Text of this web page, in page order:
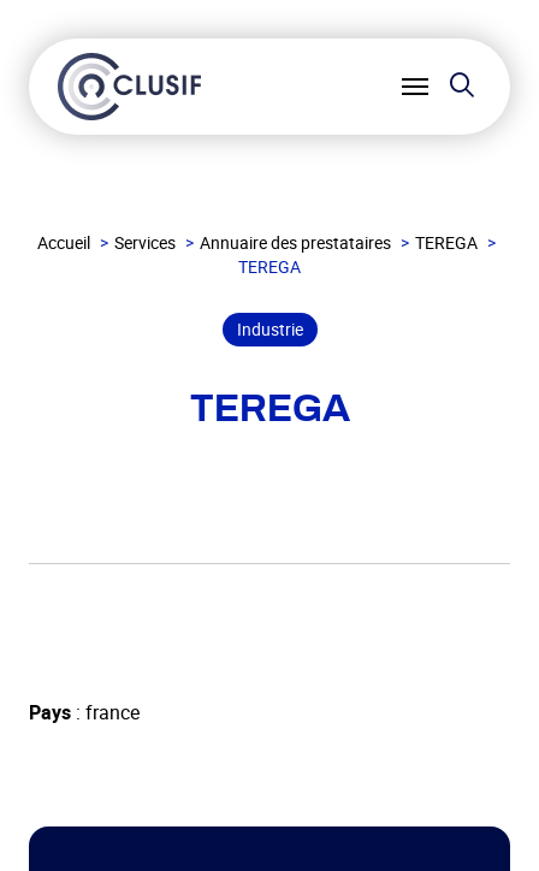
Ouvrir
Accueil Services Annuaire des prestataires
TEREGA
TEREGA
Industrie
TEREGA
Pays : france